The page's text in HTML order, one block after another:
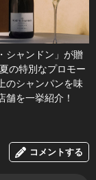
シャンドン」が贈
の特別なプロモー
のシャンパンを味
舗を一挙紹介！
コメントする